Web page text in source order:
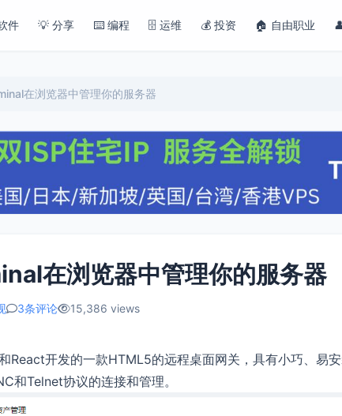
件 💡 分享 ⌨️ 编程 🗄️ 运维 💰 投资 🏠 自由职业
在浏览器中管理你的服务器
在浏览器中管理你的服务器
3条评论 15,386 views
React开发的一款HTML5的远程桌面网关，具有小巧、易
和Telnet协议的连接和管理。